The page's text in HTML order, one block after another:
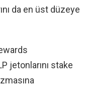
da en üst düzeye
jetonlarını stake